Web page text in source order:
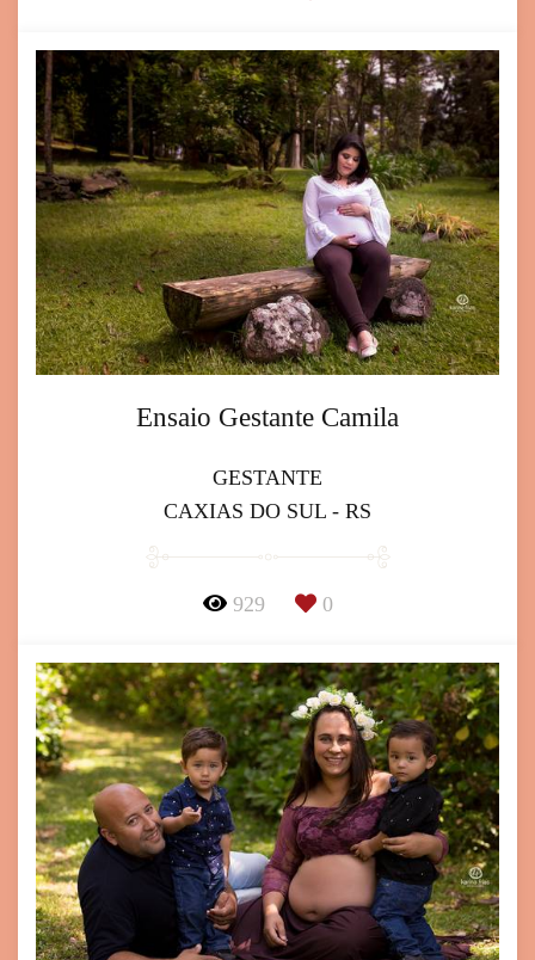
Ensaio Gestante Camila
GESTANTE
CAXIAS DO SUL - RS
929 0